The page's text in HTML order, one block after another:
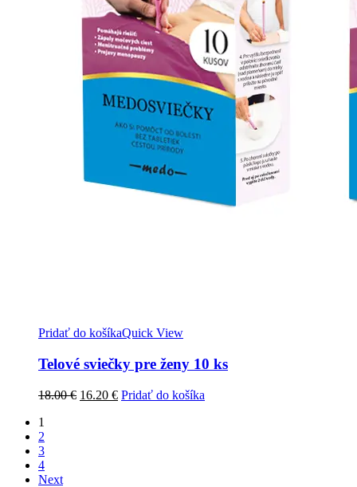
Pridať do košíkaQuick View
Telové sviečky pre ženy 10 ks
18.00€ Pôvodná
16.20 €Aktuálna
Pridať do košíka
1
2
3
4
Next